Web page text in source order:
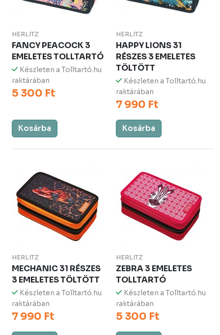
HERLITZ
FANCY PEACOCK 3
EMELETES TOLLTARTÓ
Készleten a Tolltartó.hu
raktárában
5 300 Ft
Kosárba
HERLITZ
HAPPY LIONS 31
RÉSZES 3 EMELETES
TÖLTÖTT
Készleten a Tolltartó.hu
raktárában
7 990 Ft
Kosárba
HERLITZ
MECHANIC 31 RÉSZES
3 EMELETES TÖLTÖTT
Készleten a Tolltartó.hu
raktárában
7 990 Ft
HERLITZ
ZEBRA 3 EMELETES
TOLLTARTÓ
Készleten a Tolltartó.hu
raktárában
5 300 Ft